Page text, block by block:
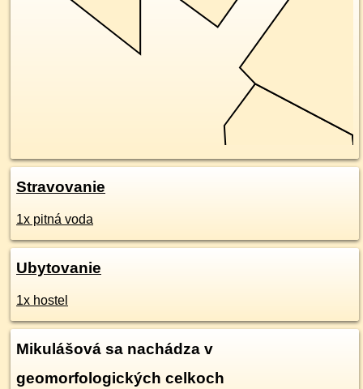
Stravovanie
1x pitná voda
Ubytovanie
1x hostel
Mikulášová sa nachádza v
geomorfologických celkoch